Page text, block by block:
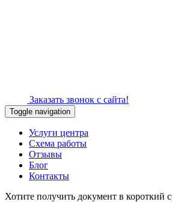
Заказать звонок с сайта!
Toggle navigation
Услуги центра
Схема работы
Отзывы
Блог
Контакты
Хотите получить документ в короткий